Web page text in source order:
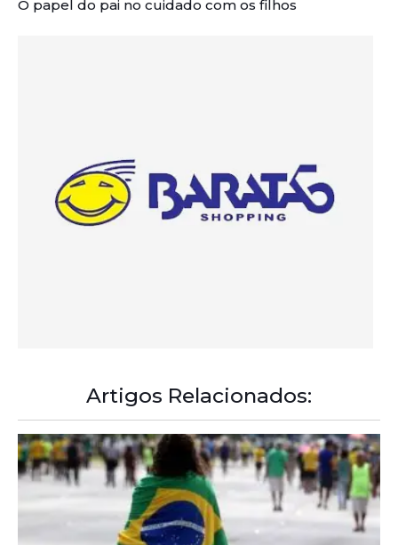
O papel do pai no cuidado com os filhos
Artigos Relacionados:
A Democracia Contemporânea